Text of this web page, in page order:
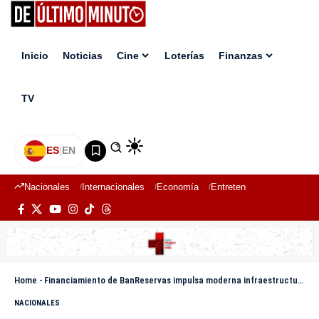
Inicio Noticias Cine Loterías Finanzas
TV
ES|EN
Nacionales Internacionales Economía Entretenimiento
Home - Financiamiento de BanReservas impulsa moderna infraestructura energética Manzanillo Power Land
NACIONALES